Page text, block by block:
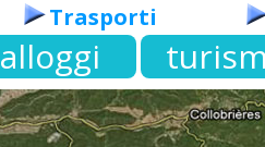
Trasporti
alloggi